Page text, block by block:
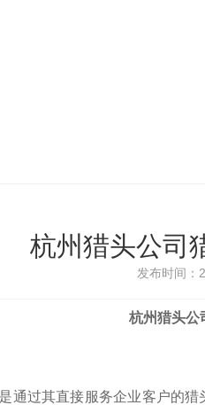
杭州猎头公司
发布时间：
杭州猎头公
通过其直接服务企业客户的